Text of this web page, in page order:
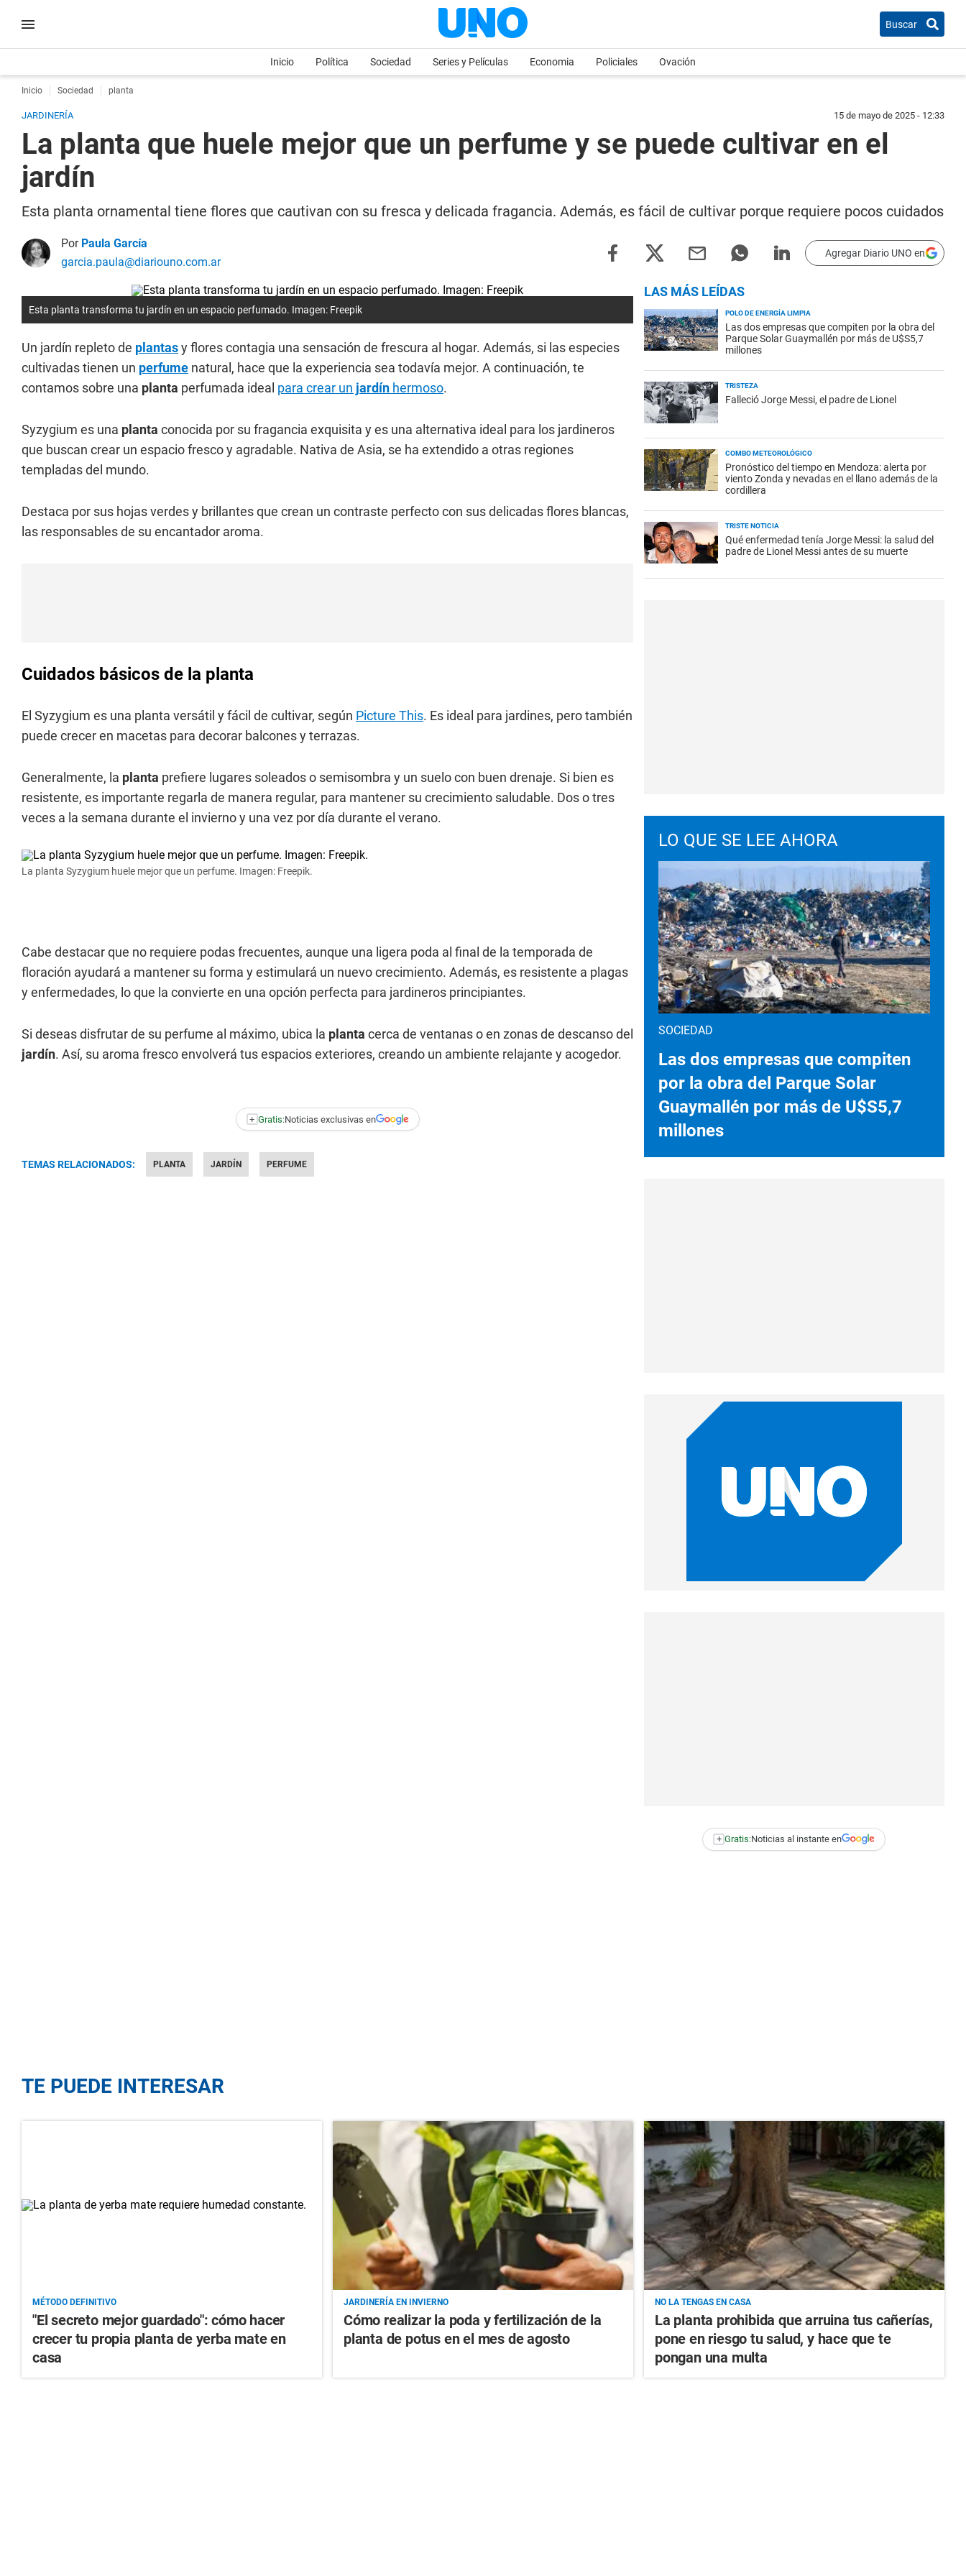
Buscar
Inicio Política Sociedad Series y Películas Economia Policiales Ovación
Inicio Sociedad planta
JARDINERÍA 15 de mayo de 2025 - 12:33
La planta que huele mejor que un perfume y se puede cultivar en el
jardín
Esta planta ornamental tiene flores que cautivan con su fresca y delicada fragancia. Además, es fácil de cultivar porque requiere pocos cuidados
Por Paula García
garcia.paula@diariouno.com.ar
Agregar Diario UNO en
Esta planta transforma tu jardín en un espacio perfumado. Imagen: Freepik
Un jardín repleto de plantasy flores contagia una sensación de frescura al hogar. Además, si las especies
cultivadas tienen un perfume natural, hace que la experiencia sea todavía mejor. A continuación, te
contamos sobre una planta perfumada ideal para crear un jardín hermoso.
Syzygium es una planta conocida por su fragancia exquisita y es una alternativa ideal para los jardineros
que buscan crear un espacio fresco y agradable. Nativa de Asia, se ha extendido a otras regiones
templadas del mundo.
Destaca por sus hojas verdes y brillantes que crean un contraste perfecto con sus delicadas flores blancas,
las responsables de su encantador aroma.
Cuidados básicos de la planta
El Syzygium es una planta versátil y fácil de cultivar, según Picture This. Es ideal para jardines, pero también
puede crecer en macetas para decorar balcones y terrazas.
Generalmente, la planta prefiere lugares soleados o semisombra y un suelo con buen drenaje. Si bien es
resistente, es importante regarla de manera regular, para mantener su crecimiento saludable. Dos o tres
veces a la semana durante el invierno y una vez por día durante el verano.
La planta Syzygium huele mejor que un perfume. Imagen: Freepik.
Cabe destacar que no requiere podas frecuentes, aunque una ligera poda al final de la temporada de
floración ayudará a mantener su forma y estimulará un nuevo crecimiento. Además, es resistente a plagas
y enfermedades, lo que la convierte en una opción perfecta para jardineros principiantes.
Si deseas disfrutar de su perfume al máximo, ubica la planta cerca de ventanas o en zonas de descanso del
jardín. Así, su aroma fresco envolverá tus espacios exteriores, creando un ambiente relajante y acogedor.
+ Gratis:Noticias exclusivas en
TEMAS RELACIONADOS: PLANTA JARDÍN PERFUME
LAS MÁS LEÍDAS
POLO DE ENERGÍA LIMPIA
Las dos empresas que compiten por la obra del
Parque Solar Guaymallén por más de U$S5,7
millones
TRISTEZA
Falleció Jorge Messi, el padre de Lionel
COMBO METEOROLÓGICO
Pronóstico del tiempo en Mendoza: alerta por
viento Zonda y nevadas en el llano además de la
cordillera
TRISTE NOTICIA
Qué enfermedad tenía Jorge Messi: la salud del
padre de Lionel Messi antes de su muerte
LO QUE SE LEE AHORA
SOCIEDAD
Las dos empresas que compiten
por la obra del Parque Solar
Guaymallén por más de U$S5,7
millones
+ Gratis:Noticias al instante en
TE PUEDE INTERESAR
MÉTODO DEFINITIVO
"El secreto mejor guardado": cómo hacer
crecer tu propia planta de yerba mate en
casa
JARDINERÍA EN INVIERNO
Cómo realizar la poda y fertilización de la
planta de potus en el mes de agosto
NO LA TENGAS EN CASA
La planta prohibida que arruina tus cañerías,
pone en riesgo tu salud, y hace que te
pongan una multa